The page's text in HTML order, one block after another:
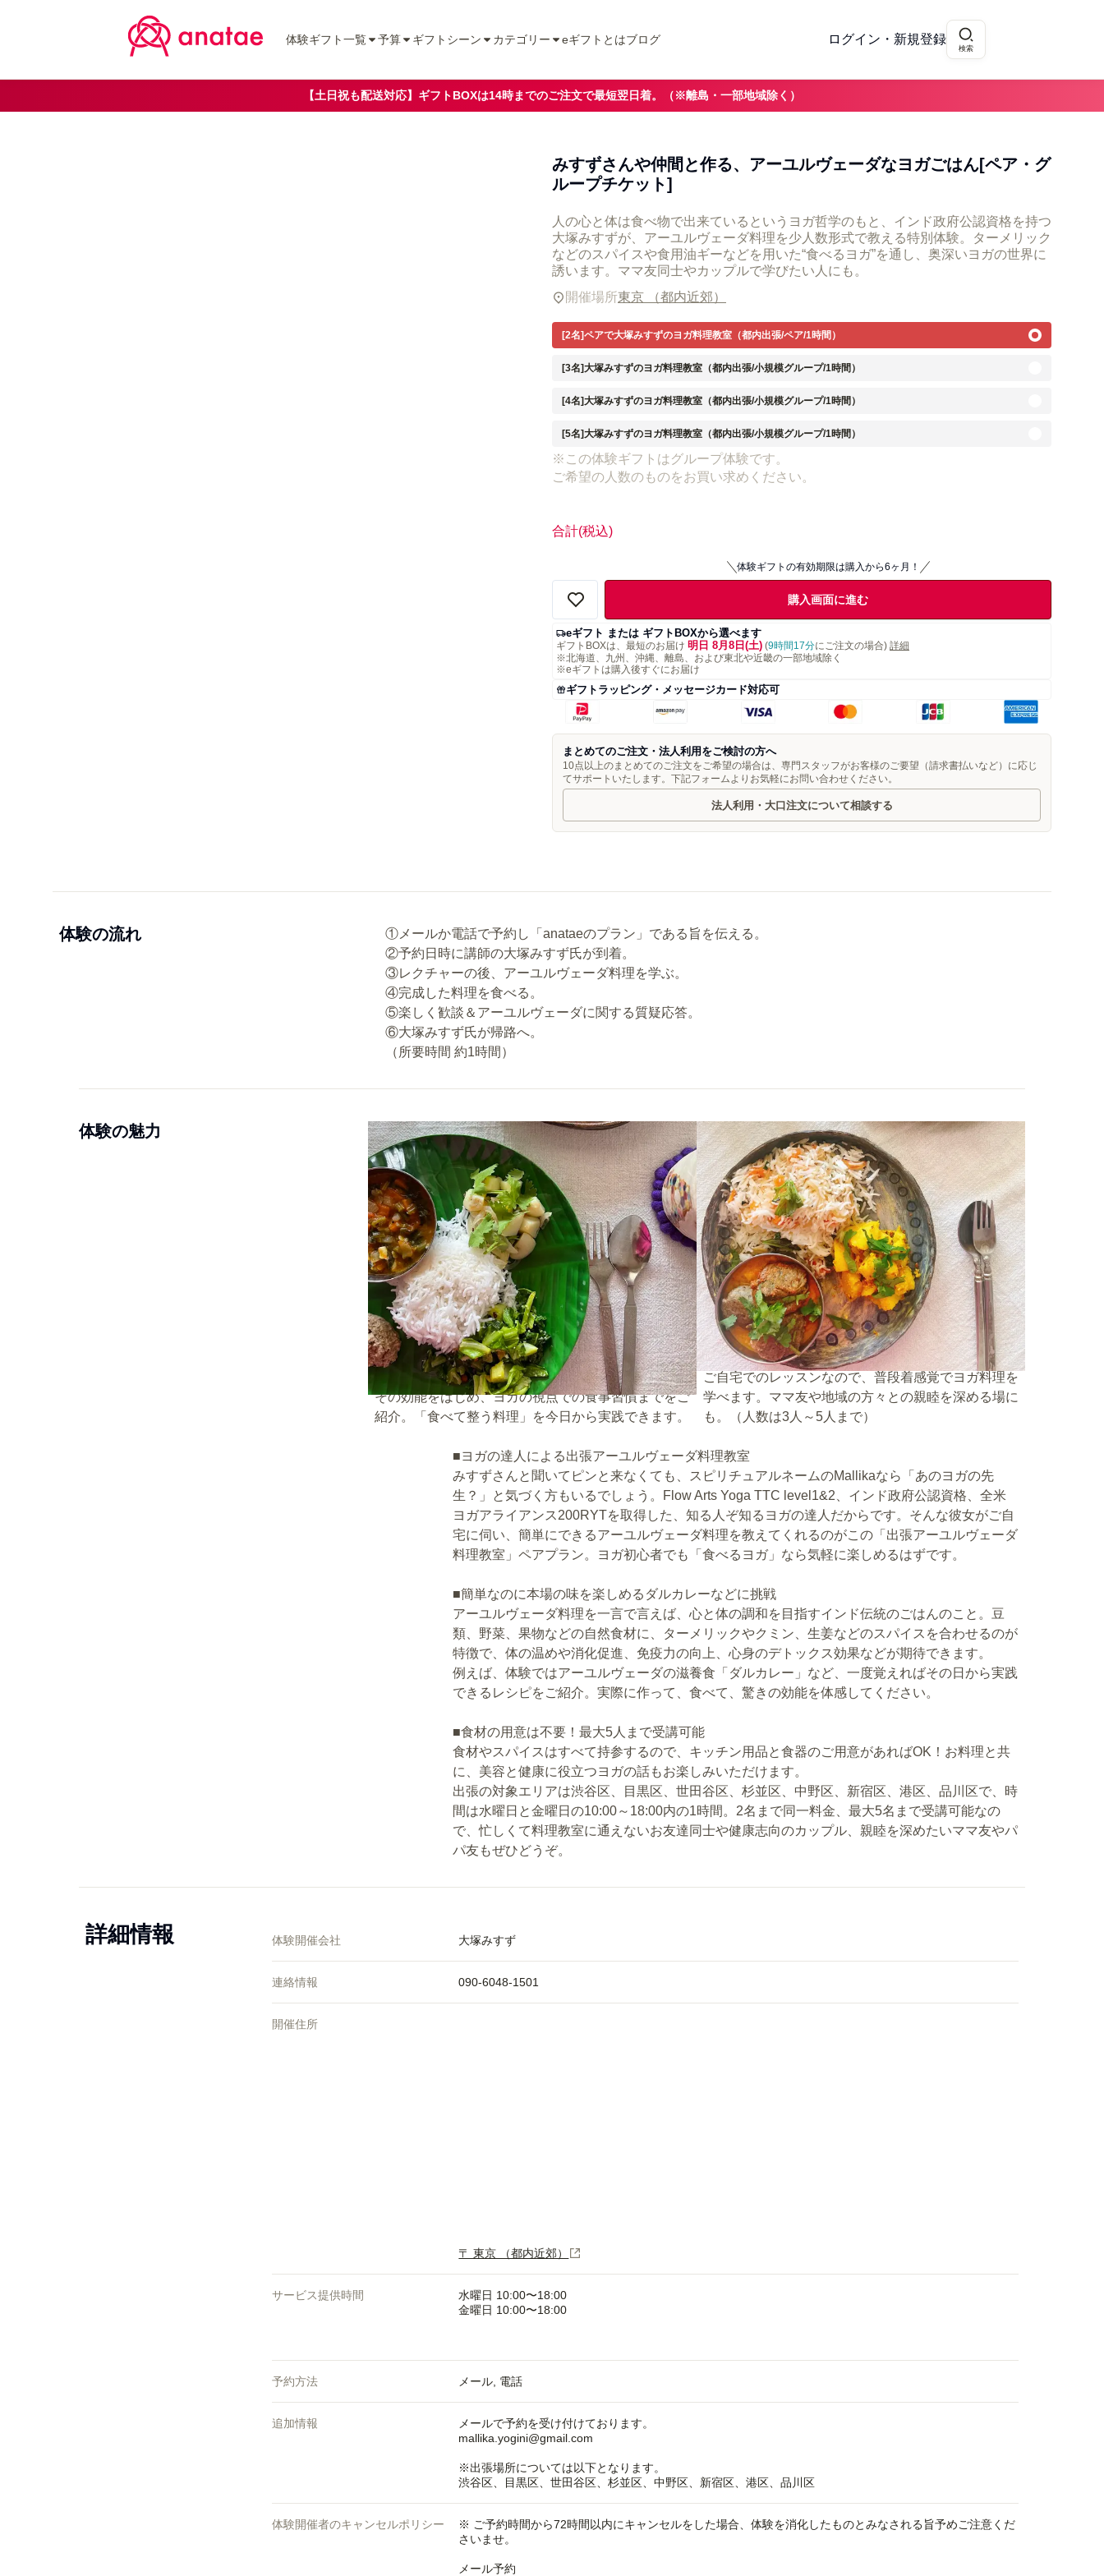
体験ギフト一覧 予算 ギフトシーン カテゴリー eギフトとはブログ ログイン・新規登録
検索
【土日祝も配送対応】ギフトBOXは14時までのご注文で最短翌日着。（※離島・一部地域除く）
みすずさんや仲間と作る、アーユルヴェーダなヨガごはん[ペア・グ
ループチケット]
人の心と体は食べ物で出来ているというヨガ哲学のもと、インド政府公認資格を持つ
大塚みすずが、アーユルヴェーダ料理を少人数形式で教える特別体験。ターメリック
などのスパイスや食用油ギーなどを用いた“食べるヨガ”を通し、奥深いヨガの世界に
誘います。ママ友同士やカップルで学びたい人にも。
開催場所東京 （都内近郊）
[2名]ペアで大塚みすずのヨガ料理教室（都内出張/ペア/1時間）
[3名]大塚みすずのヨガ料理教室（都内出張/小規模グループ/1時間）
[4名]大塚みすずのヨガ料理教室（都内出張/小規模グループ/1時間）
[5名]大塚みすずのヨガ料理教室（都内出張/小規模グループ/1時間）
※この体験ギフトはグループ体験です。
ご希望の人数のものをお買い求めください。
合計(税込)
体験ギフトの有効期限は購入から6ヶ月！
購入画面に進む
eギフト または ギフトBOXから選べます
ギフトBOXは、最短のお届け 明日 8月8日(土) (9時間17分にご注文の場合) 詳細
※北海道、九州、沖縄、離島、および東北や近畿の一部地域除く
※eギフトは購入後すぐにお届け
ギフトラッピング・メッセージカード対応可
まとめてのご注文・法人利用をご検討の方へ
10点以上のまとめてのご注文をご希望の場合は、専門スタッフがお客様のご要望（請求書払いなど）に応じ
てサポートいたします。下記フォームよりお気軽にお問い合わせください。
法人利用・大口注文について相談する
体験の流れ
①メールか電話で予約し「anataeのプラン」である旨を伝える。
②予約日時に講師の大塚みすず氏が到着。
③レクチャーの後、アーユルヴェーダ料理を学ぶ。
④完成した料理を食べる。
⑤楽しく歓談＆アーユルヴェーダに関する質疑応答。
⑥大塚みすず氏が帰路へ。
（所要時間 約1時間）
体験の魅力
アーユルヴェーダ料理で用いられる様々なスパイスと
その効能をはじめ、ヨガの視点での食事習慣までをご
紹介。「食べて整う料理」を今日から実践できます。
ご自宅でのレッスンなので、普段着感覚でヨガ料理を
学べます。ママ友や地域の方々との親睦を深める場に
も。（人数は3人～5人まで）
■ヨガの達人による出張アーユルヴェーダ料理教室
みすずさんと聞いてピンと来なくても、スピリチュアルネームのMallikaなら「あのヨガの先
生？」と気づく方もいるでしょう。Flow Arts Yoga TTC level1&2、インド政府公認資格、全米
ヨガアライアンス200RYTを取得した、知る人ぞ知るヨガの達人だからです。そんな彼女がご自
宅に伺い、簡単にできるアーユルヴェーダ料理を教えてくれるのがこの「出張アーユルヴェーダ
料理教室」ペアプラン。ヨガ初心者でも「食べるヨガ」なら気軽に楽しめるはずです。
■簡単なのに本場の味を楽しめるダルカレーなどに挑戦
アーユルヴェーダ料理を一言で言えば、心と体の調和を目指すインド伝統のごはんのこと。豆
類、野菜、果物などの自然食材に、ターメリックやクミン、生姜などのスパイスを合わせるのが
特徴で、体の温めや消化促進、免疫力の向上、心身のデトックス効果などが期待できます。
例えば、体験ではアーユルヴェーダの滋養食「ダルカレー」など、一度覚えればその日から実践
できるレシピをご紹介。実際に作って、食べて、驚きの効能を体感してください。
■食材の用意は不要！最大5人まで受講可能
食材やスパイスはすべて持参するので、キッチン用品と食器のご用意があればOK！お料理と共
に、美容と健康に役立つヨガの話もお楽しみいただけます。
出張の対象エリアは渋谷区、目黒区、世田谷区、杉並区、中野区、新宿区、港区、品川区で、時
間は水曜日と金曜日の10:00～18:00内の1時間。2名まで同一料金、最大5名まで受講可能なの
で、忙しくて料理教室に通えないお友達同士や健康志向のカップル、親睦を深めたいママ友やパ
パ友もぜひどうぞ。
詳細情報 体験開催会社 大塚みすず
連絡情報 090-6048-1501
開催住所
〒 東京 （都内近郊）
サービス提供時間
水曜日 10:00〜18:00
金曜日 10:00〜18:00
予約方法 メール 電話
追加情報
メールで予約を受け付けております。
mallika.yogini@gmail.com
※出張場所については以下となります。
渋谷区、目黒区、世田谷区、杉並区、中野区、新宿区、港区、品川区
体験開催者のキャンセルポリシー
※ ご予約時間から72時間以内にキャンセルをした場合、体験を消化したものとみなされる旨予めご注意くだ
さいませ。
メール予約